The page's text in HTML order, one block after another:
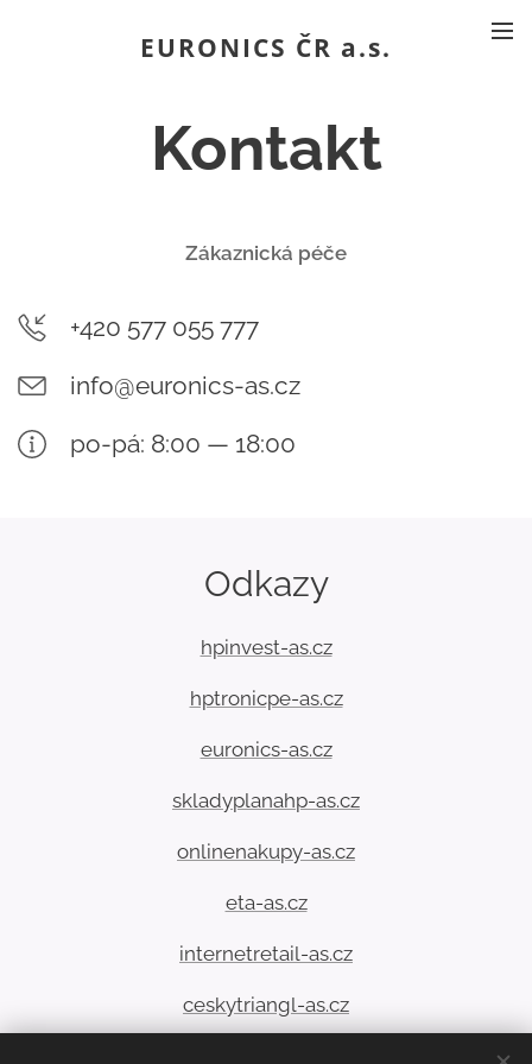
EURONICS ČR a.s.
Kontakt
Zákaznická péče
+420 577 055 777
info@euronics-as.cz
po-pá: 8:00 — 18:00
Odkazy
hpinvest-as.cz
hptronicpe-as.cz
euronics-as.cz
skladyplanahp-as.cz
onlinenakupy-as.cz
eta-as.cz
internetretail-as.cz
ceskytriangl-as.cz